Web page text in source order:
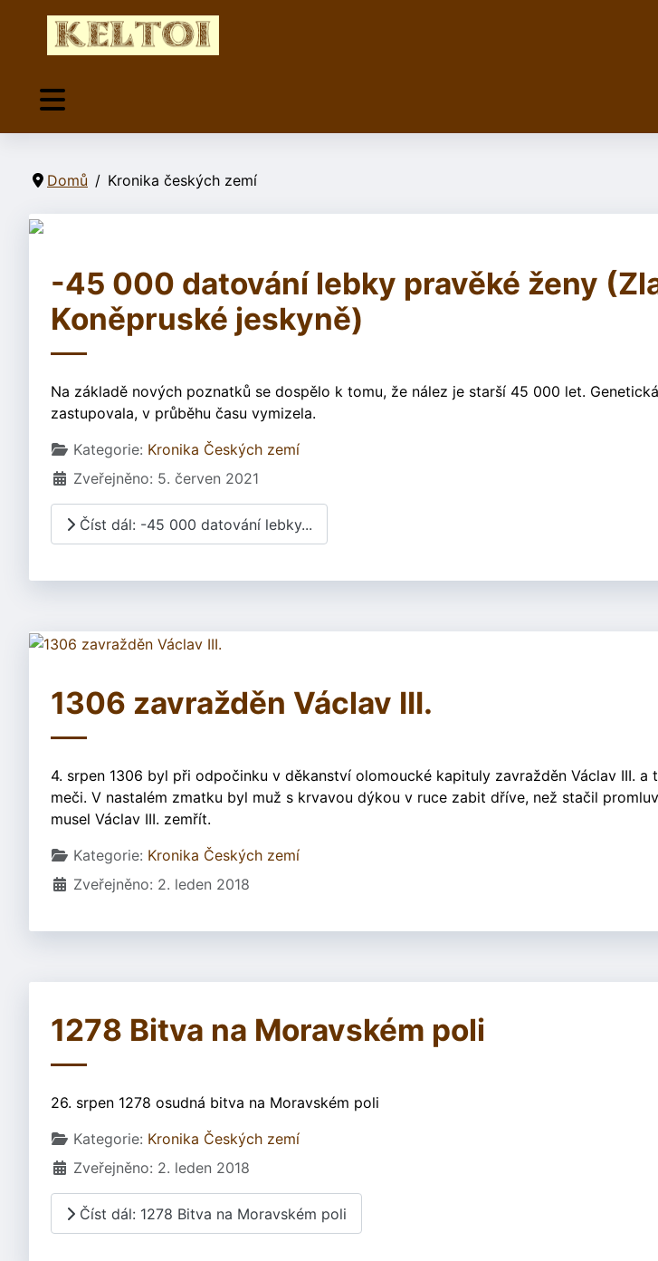
Domů Kronika českých zemí
-45 000 datování lebky pravěké ženy
Koněpruské jeskyně)
Na základě nových poznatků se dospělo k tomu, že nález je starší 45 000 let.
zastupovala, v průběhu času vymizela.
Základní údaje
Kategorie: Kronika Českých zemí
Zveřejněno: 5. červen 2021
Číst dál: -45 000 datování lebky...
1306 zavražděn Václav III.
4. srpen 1306 byl při odpočinku v děkanství olomoucké kapituly zavražděn Václav III. a
meči. V nastalém zmatku byl muž s krvavou dýkou v ruce zabit dříve, než stačil
musel Václav III. zemřít.
Základní údaje
Kategorie: Kronika Českých zemí
Zveřejněno: 2. leden 2018
1278 Bitva na Moravském poli
26. srpen 1278 osudná bitva na Moravském poli
Základní údaje
Kategorie: Kronika Českých zemí
Zveřejněno: 2. leden 2018
Číst dál: 1278 Bitva na Moravském poli